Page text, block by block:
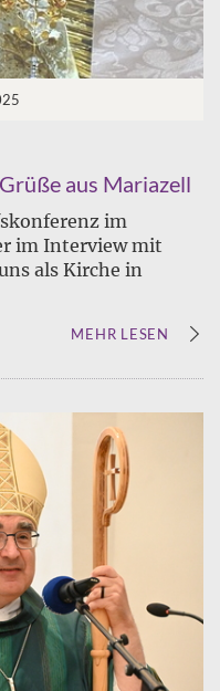
aus Mariazell
im
im Interview mit
als Kirche in
MEHR LESEN